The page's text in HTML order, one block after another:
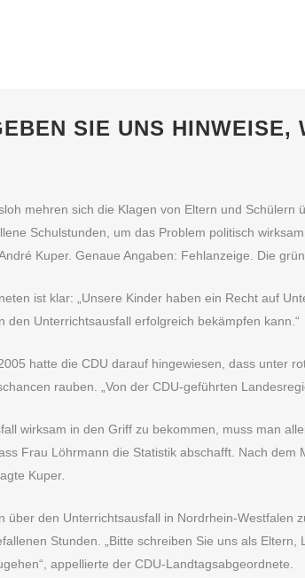
SIE UNS HINWEISE,
mehren sich die Klagen von Eltern und
Schulstunden, um das Problem politisch
Kuper. Genaue Angaben: Fehlanzeige. Die
ist klar: „Unsere Kinder haben ein Recht auf
den Unterrichtsausfall erfolgreich bekämpfen kann.“
hatte die CDU darauf hingewiesen, dass unter
rauben. „Von der CDU-geführten
wirksam in den Griff zu bekommen, muss man
Frau Löhrmann die Statistik abschafft. Nach
Kuper
über den Unterrichtsausfall in Nordrhein-
Stunden. „Bitte schreiben Sie uns als
appellierte der CDU-Landtagsabgeordnete.